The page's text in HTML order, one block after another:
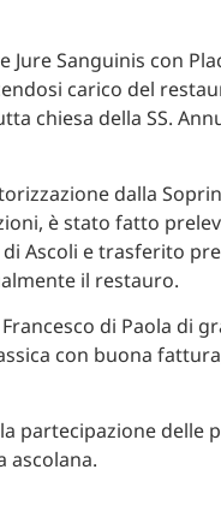
Sanguinis con
carico del
chiesa della SS.
dalla
è stato fatto
Ascoli e trasferito
il restauro.
di Paola di
con buona
partecipazione delle
ascolana.